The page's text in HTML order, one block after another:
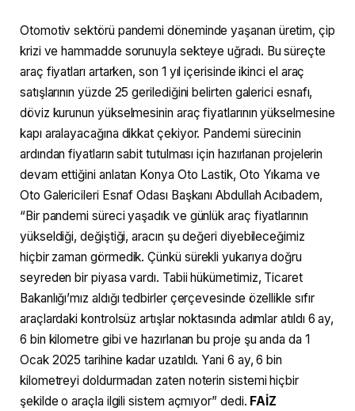
Otomotiv sektörü pandemi döneminde yaşanan üretim, çip
krizi ve hammadde sorunuyla sekteye uğradı. Bu süreçte
araç fiyatları artarken, son 1 yıl içerisinde ikinci el araç
satışlarının yüzde 25 gerilediğini belirten galerici esnafı,
döviz kurunun yükselmesinin araç fiyatlarının yükselmesine
kapı aralayacağına dikkat çekiyor. Pandemi sürecinin
ardından fiyatların sabit tutulması için hazırlanan projelerin
devam ettiğini anlatan Konya Oto Lastik, Oto Yıkama ve
Oto Galericileri Esnaf Odası Başkanı Abdullah Acıbadem,
“Bir pandemi süreci yaşadık ve günlük araç fiyatlarının
yükseldiği, değiştiği, aracın şu değeri diyebileceğimiz
hiçbir zaman görmedik. Çünkü sürekli yukarıya doğru
seyreden bir piyasa vardı. Tabii hükümetimiz, Ticaret
Bakanlığı’mız aldığı tedbirler çerçevesinde özellikle sıfır
araçlardaki kontrolsüz artışlar noktasında adımlar atıldı 6 ay,
6 bin kilometre gibi ve hazırlanan bu proje şu anda da 1
Ocak 2025 tarihine kadar uzatıldı. Yani 6 ay, 6 bin
kilometreyi doldurmadan zaten noterin sistemi hiçbir
şekilde o araçla ilgili sistem açmıyor” dedi. FAİZ